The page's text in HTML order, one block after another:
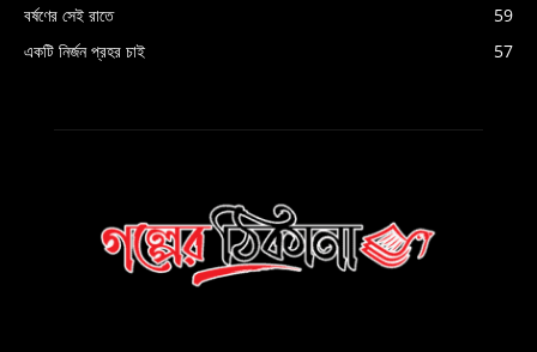
বর্ষণের সেই রাতে
59
একটি নির্জন প্রহর চাই
57